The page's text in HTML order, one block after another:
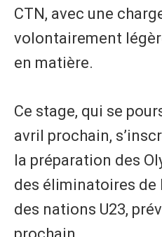
CTN, avec une
volontairement
en matière.
Ce stage, qui se
avril prochain,
la préparation des
des éliminatoires de
des nations U23,